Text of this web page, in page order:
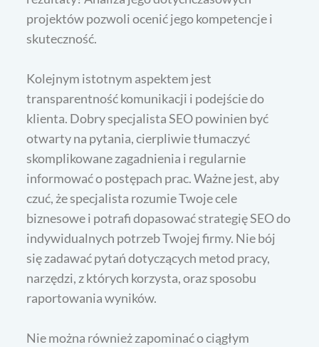
projektów pozwoli ocenić jego kompetencje i
skuteczność.
Kolejnym istotnym aspektem jest
transparentność komunikacji i podejście do
klienta. Dobry specjalista SEO powinien być
otwarty na pytania, cierpliwie tłumaczyć
skomplikowane zagadnienia i regularnie
informować o postępach prac. Ważne jest, aby
czuć, że specjalista rozumie Twoje cele
biznesowe i potrafi dopasować strategię SEO do
indywidualnych potrzeb Twojej firmy. Nie bój
się zadawać pytań dotyczących metod pracy,
narzędzi, z których korzysta, oraz sposobu
raportowania wyników.
Nie można również zapominać o ciągłym